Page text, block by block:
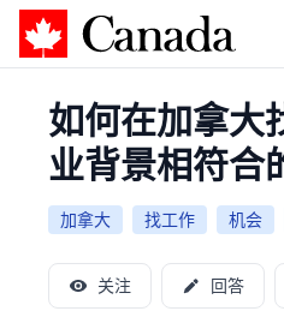
加拿大攻略
如何在加拿大
业背景相符合
加拿大 找工作 机会
关注 回答